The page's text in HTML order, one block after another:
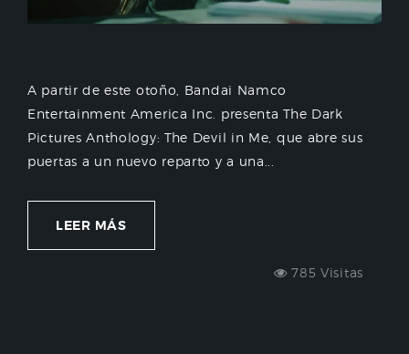
A partir de este otoño, Bandai Namco
Entertainment America Inc. presenta The Dark
Pictures Anthology: The Devil in Me, que abre sus
puertas a un nuevo reparto y a una...
LEER MÁS
785 Visitas